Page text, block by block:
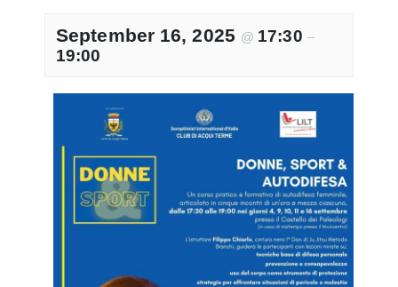
September 16, 2025 @ 17:30 –
19:00